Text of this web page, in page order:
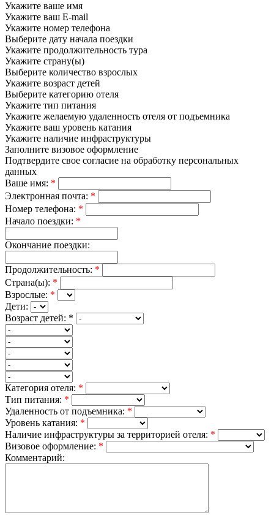
Укажите ваше имя
Укажите ваш E-mail
Укажите номер телефона
Выберите дату начала поездки
Укажите продолжительность тура
Укажите страну(ы)
Выберите количество взрослых
Укажите возраст детей
Выберите категорию отеля
Укажите тип питания
Укажите желаемую удаленность отеля от подъемника
Укажите ваш уровень катания
Укажите наличие инфраструктуры
Заполните визовое оформление
Подтвердите свое согласие на обработку персональных
данных
Ваше имя: *
Электронная почта: *
Номер телефона: *
Начало поездки: *
Окончание поездки:
Продолжительность: *
Страна(ы): *
Взрослые: *
Дети:
Возраст детей: *
Категория отеля: *
Тип питания: *
Удаленность от подъемника: *
Уровень катания: *
Наличие инфраструктуры за территорией отеля: *
Визовое оформление: *
Комментарий: